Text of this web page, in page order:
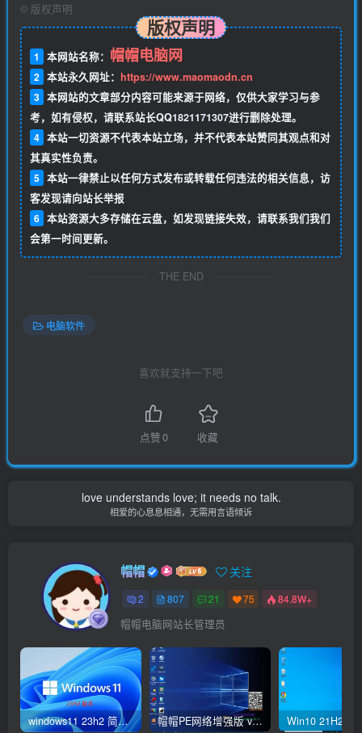
© 版权声明
版权声明
1 本网站名称： 帽帽电脑网
2 本站永久网址： https://www.maomaodn.cn
3 本网站的文章部分内容可能来源于网络，仅供大家学习与参
考，如有侵权，请联系站长QQ1821171307进行删除处理。
4 本站一切资源不代表本站立场，并不代表本站赞同其观点和对
其真实性负责。
5 本站一律禁止以任何方式发布或转载任何违法的相关信息，访
客发现请向站长举报
6 本站资源大多存储在云盘，如发现链接失效，请联系我们我们
会第一时间更新。
THE END
电脑软件
喜欢就支持一下吧
点赞0 收藏
love understands love; it needs no talk.
相爱的心息息相通，无需用言语倾诉
帽帽 关注
2 807 21 75 84.8W+
帽帽电脑网站长管理员
windows11 23h2 简体中文版64位 正式版 帽帽PE网络增强版 v2.4版本